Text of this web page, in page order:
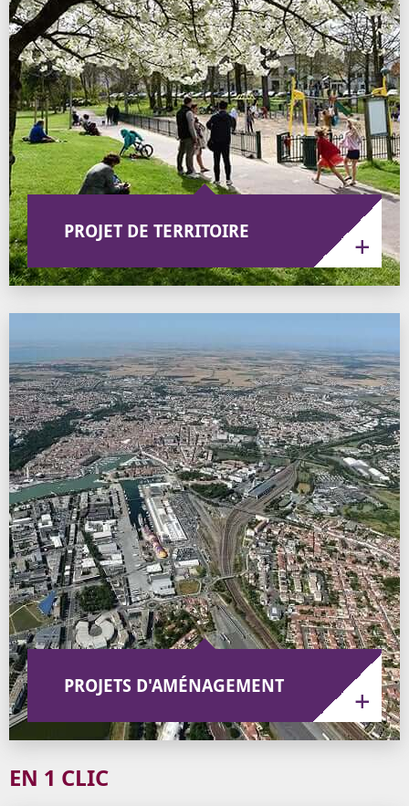
PROJET DE TERRITOIRE
PROJETS D'AMÉNAGEMENT
EN 1 CLIC